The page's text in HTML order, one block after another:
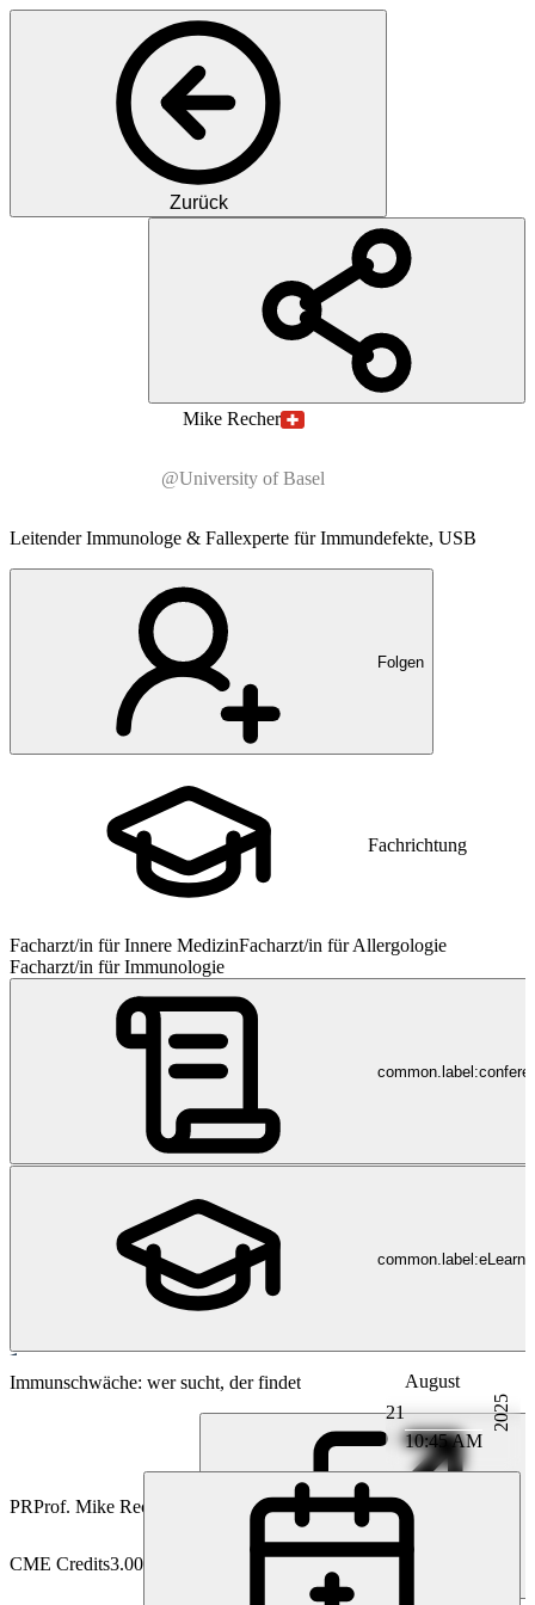
Zurück
Mike Recher
@University of Basel
Leitender Immunologe & Fallexperte für Immundefekte, USB
Folgen
Fachrichtung
Facharzt/in für Innere MedizinFacharzt/in für Allergologie
Facharzt/in für Immunologie
Immunologie
21
August
10:45 AM
2025
CME Credits3.00
Immunschwäche: wer sucht, der findet
PRProf. Mike Recher